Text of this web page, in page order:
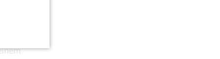
auch